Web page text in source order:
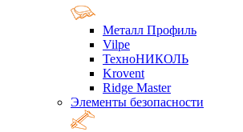
Металл Профиль
Vilpe
ТехноНИКОЛЬ
Krovent
Ridge Master
Элементы безопасности